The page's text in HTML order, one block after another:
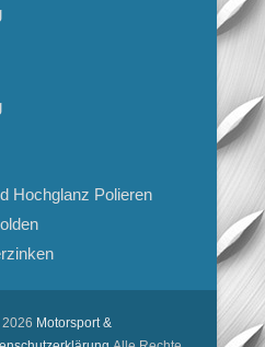
Hochglanz Polieren
Motorsport &